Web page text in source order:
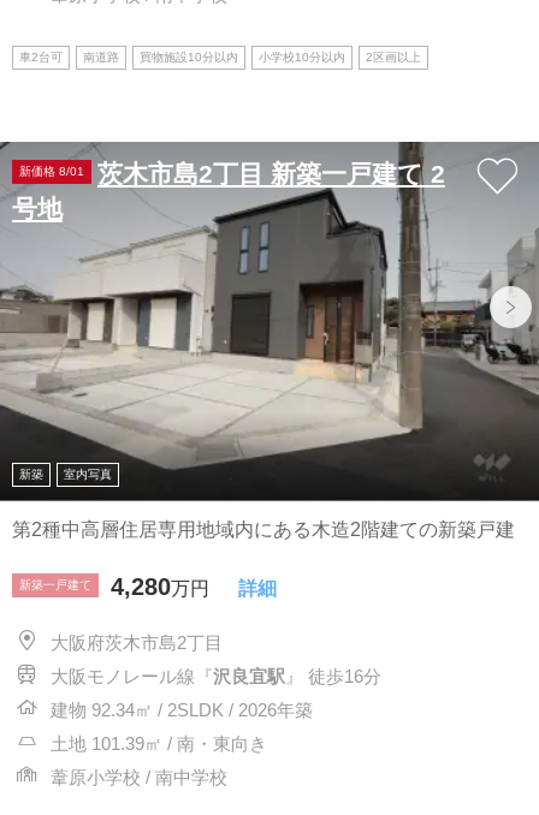
車2台可 南道路 買物施設10分以内 小学校10分以内 2区画以上
新価格 8/01
茨木市島2丁目 新築一戸建て 2
号地
新築 室内写真
第2種中高層住居専用地域内にある木造2階建ての新築戸建
新築一戸建て 4,280万円 詳細
大阪府茨木市島2丁目
大阪モノレール線『沢良宜駅 』 徒歩16分
建物 92.34㎡ / 2SLDK / 2026年築
土地 101.39㎡ / 南・東向き
葦原小学校 / 南中学校